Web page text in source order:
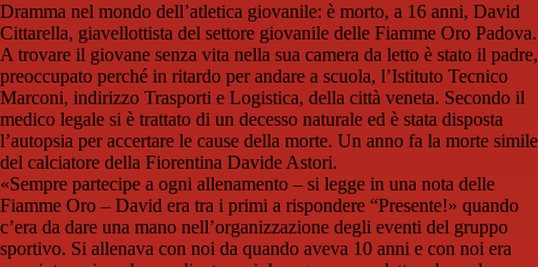
Dramma nel mondo dell’atletica giovanile: è morto, a 16 anni, David
Cittarella, giavellottista del settore giovanile delle Fiamme Oro Padova.
A trovare il giovane senza vita nella sua camera da letto è stato il padre,
preoccupato perché in ritardo per andare a scuola, l’Istituto Tecnico
Marconi, indirizzo Trasporti e Logistica, della città veneta. Secondo il
medico legale si è trattato di un decesso naturale ed è stata disposta
l’autopsia per accertare le cause della morte. Un anno fa la morte simile
del calciatore della Fiorentina Davide Astori.
«Sempre partecipe a ogni allenamento – si legge in una nota delle
Fiamme Oro – David era tra i primi a rispondere “Presente!» quando
c’era da dare una mano nell’organizzazione degli eventi del gruppo
sportivo. Si allenava con noi da quando aveva 10 anni e con noi era